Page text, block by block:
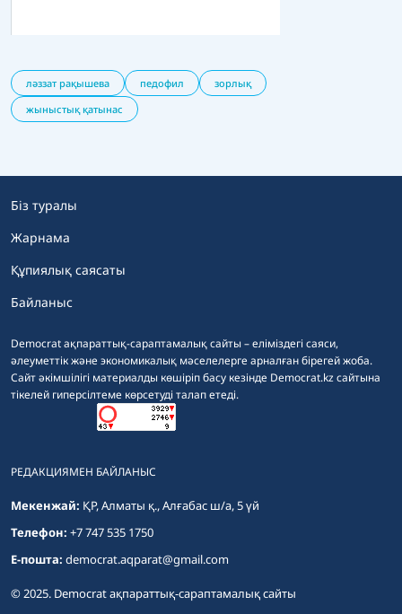
ләззат рақышева педофил
зорлық
жыныстық қатынас
Democrat ақпараттық-сараптамалық сайты – еліміздегі саяси,
әлеуметтік және экономикалық мәселелерге арналған бірегей жоба.
Сайт әкімшілігі материалды көшіріп басу кезінде Democrat.kz сайтына
тікелей гиперсілтеме көрсетуді талап етеді.
Біз туралы
Жарнама
Құпиялық саясаты
Байланыс
РЕДАКЦИЯМЕН БАЙЛАНЫС
Мекенжай: ҚР, Алматы қ., Алғабас ш/а, 5 үй
Телефон: +7 747 535 1750
E-пошта: democrat.aqparat@gmail.com
© 2025. Democrat ақпараттық-сараптамалық сайты